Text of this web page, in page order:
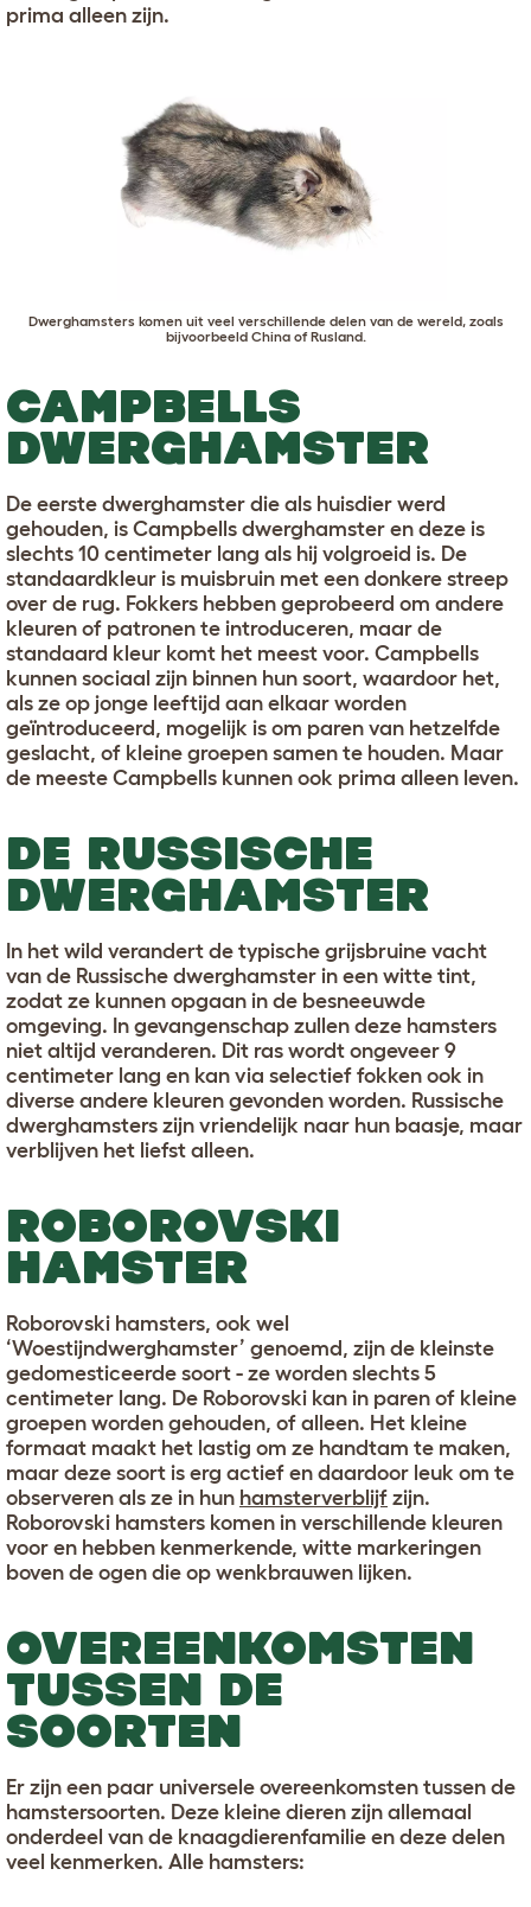
prima alleen zijn.
Dwerghamsters komen uit veel verschillende delen van de wereld, zoals
bijvoorbeeld China of Rusland.
CAMPBELLS
DWERGHAMSTER
De eerste dwerghamster die als huisdier werd
gehouden, is Campbells dwerghamster en deze is
slechts 10 centimeter lang als hij volgroeid is. De
standaardkleur is muisbruin met een donkere streep
over de rug. Fokkers hebben geprobeerd om andere
kleuren of patronen te introduceren, maar de
standaard kleur komt het meest voor. Campbells
kunnen sociaal zijn binnen hun soort, waardoor het,
als ze op jonge leeftijd aan elkaar worden
geïntroduceerd, mogelijk is om paren van hetzelfde
geslacht, of kleine groepen samen te houden. Maar
de meeste Campbells kunnen ook prima alleen leven.
DE RUSSISCHE
DWERGHAMSTER
In het wild verandert de typische grijsbruine vacht
van de Russische dwerghamster in een witte tint,
zodat ze kunnen opgaan in de besneeuwde
omgeving. In gevangenschap zullen deze hamsters
niet altijd veranderen. Dit ras wordt ongeveer 9
centimeter lang en kan via selectief fokken ook in
diverse andere kleuren gevonden worden. Russische
dwerghamsters zijn vriendelijk naar hun baasje, maar
verblijven het liefst alleen.
ROBOROVSKI
HAMSTER
Roborovski hamsters, ook wel
‘Woestijndwerghamster’ genoemd, zijn de kleinste
gedomesticeerde soort - ze worden slechts 5
centimeter lang. De Roborovski kan in paren of kleine
groepen worden gehouden, of alleen. Het kleine
formaat maakt het lastig om ze handtam te maken,
maar deze soort is erg actief en daardoor leuk om te
observeren als ze in hun hamsterverblijf zijn.
Roborovski hamsters komen in verschillende kleuren
voor en hebben kenmerkende, witte markeringen
boven de ogen die op wenkbrauwen lijken.
OVEREENKOMSTEN
TUSSEN DE
SOORTEN
Er zijn een paar universele overeenkomsten tussen de
hamstersoorten. Deze kleine dieren zijn allemaal
onderdeel van de knaagdierenfamilie en deze delen
veel kenmerken. Alle hamsters: